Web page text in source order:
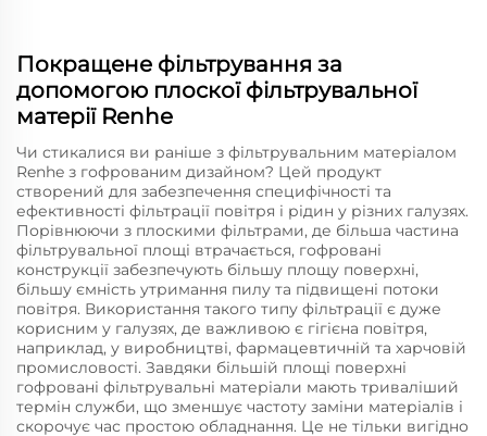
Покращене фільтрування за
допомогою плоскої фільтрувальної
матерії Renhe
Чи стикалися ви раніше з фільтрувальним матеріалом
Renhe з гофрованим дизайном? Цей продукт
створений для забезпечення специфічності та
ефективності фільтрації повітря і рідин у різних галузях.
Порівнюючи з плоскими фільтрами, де більша частина
фільтрувальної площі втрачається, гофровані
конструкції забезпечують більшу площу поверхні,
більшу ємність утримання пилу та підвищені потоки
повітря. Використання такого типу фільтрації є дуже
корисним у галузях, де важливою є гігієна повітря,
наприклад, у виробництві, фармацевтичній та харчовій
промисловості. Завдяки більшій площі поверхні
гофровані фільтрувальні матеріали мають триваліший
термін служби, що зменшує частоту заміни матеріалів і
скорочує час простою обладнання. Це не тільки вигідно